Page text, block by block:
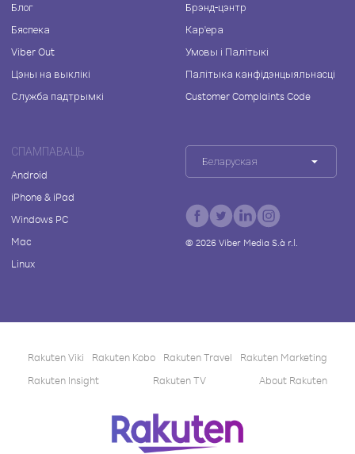
Блог
Бяспека
Viber Out
Цэны на выклікі
Служба падтрымкі
Брэнд-цэнтр
Кар'ера
Умовы і Палітыкі
Палітыка канфідэнцыяльнасці
Customer Complaints Code
СПАМПАВАЦЬ
Android
iPhone & iPad
Windows PC
Mac
Linux
Беларуская
© 2026Viber Media S.à r.l.
Rakuten Viki Rakuten Kobo Rakuten Travel
Rakuten Marketing
Rakuten Insight
Rakuten TV About Rakuten